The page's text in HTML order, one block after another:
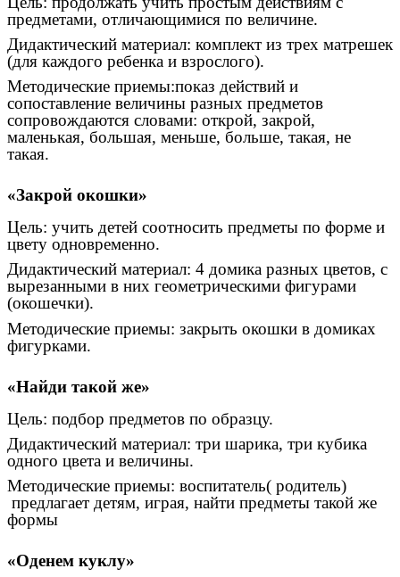
предметами, отличающимися по величине.
Дидактический материал: комплект из трех матрешек
(для каждого ребенка и взрослого).
Методические приемы:показ действий и
сопоставление величины разных предметов
сопровождаются словами: открой, закрой,
маленькая, большая, меньше, больше, такая, не
такая.
«Закрой окошки»
Цель: учить детей соотносить предметы по форме и
цвету одновременно.
Дидактический материал: 4 домика разных цветов, с
вырезанными в них геометрическими фигурами
(окошечки).
Методические приемы: закрыть окошки в домиках
фигурками.
«Найди такой же»
Цель: подбор предметов по образцу.
Дидактический материал: три шарика, три кубика
одного цвета и величины.
Методические приемы: воспитатель( родитель)
предлагает детям, играя, найти предметы такой же
формы
«Оденем куклу»